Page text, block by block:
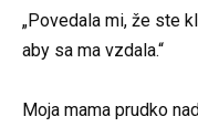
„Povedala mi, že ste
aby sa ma vzdala.“
Moja mama prudko